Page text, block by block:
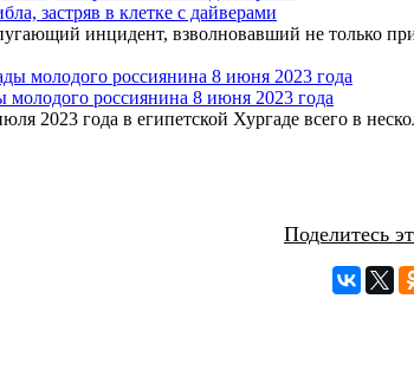
застряв в клетке с дайверами
инцидент, взволновавший не только
молодого россиянина 8 июня 2023 года
2023 года в египетской Хургаде всего в
Поделитесь